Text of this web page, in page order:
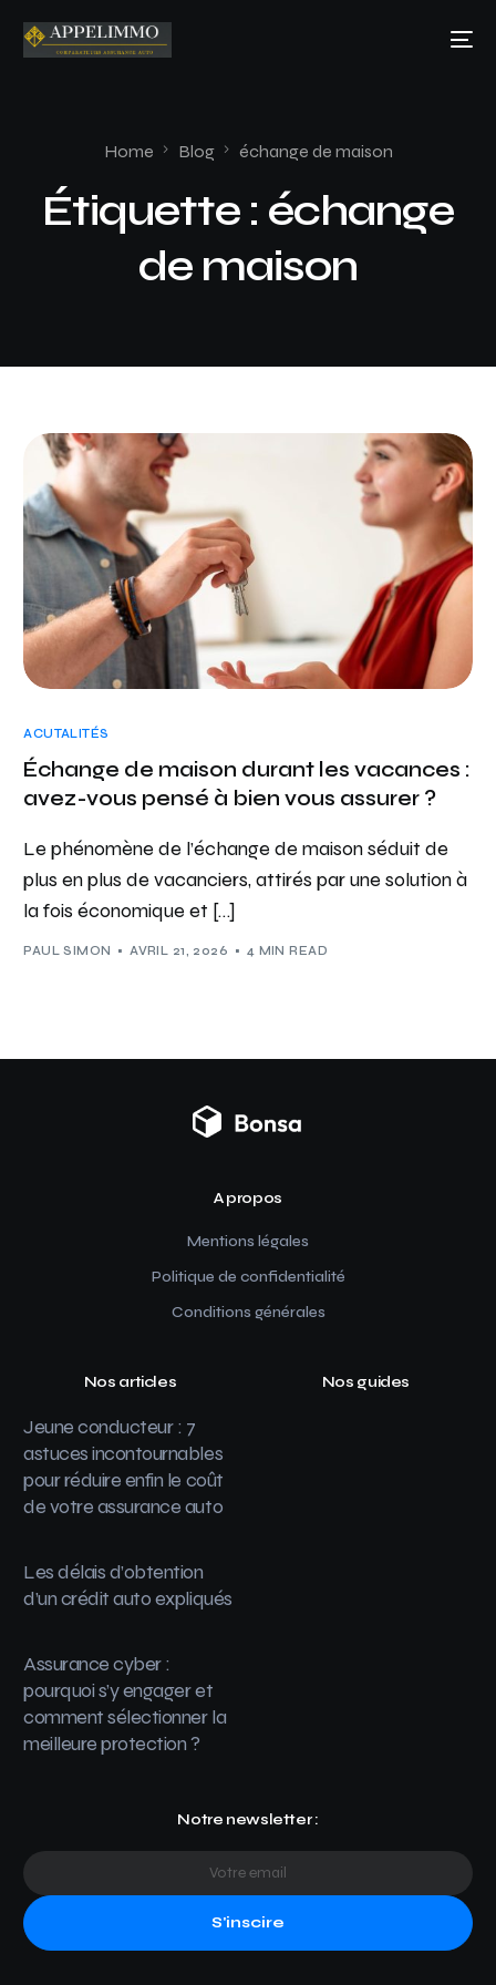
Home Blog échange de maison
Étiquette : échange
de maison
ACUTALITÉS
Échange de maison durant les vacances :
avez-vous pensé à bien vous assurer ?
Le phénomène de l’échange de maison séduit de
plus en plus de vacanciers, attirés par une solution à
la fois économique et […]
PAUL SIMON AVRIL 21, 2026 4 MIN READ
A propos
Mentions légales
Politique de confidentialité
Conditions générales
Nos articles
Jeune conducteur : 7
astuces incontournables
pour réduire enfin le coût
de votre assurance auto
Les délais d’obtention
d’un crédit auto expliqués
Assurance cyber :
pourquoi s’y engager et
comment sélectionner la
meilleure protection ?
Nos guides
Notre newsletter :
S'inscire